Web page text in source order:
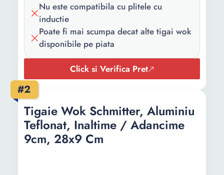
utilizare:
spalat vase
Culoare:
Negru Albastru
Diametru:
28 cm
Nu este compatibila cu plitele cu
inductie
Poate fi mai scumpa decat alte tigai wok
disponibile pe piata
Click si Verifica Pret
#2
Tigaie Wok Schmitter, Aluminiu
Teflonat, Inaltime / Adancime
9cm, 28x9 Cm